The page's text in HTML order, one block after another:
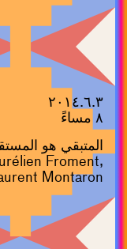
٢٠١٤.٦.٣
٨ مساءً
المتبقي هو
Froment,
Montaron